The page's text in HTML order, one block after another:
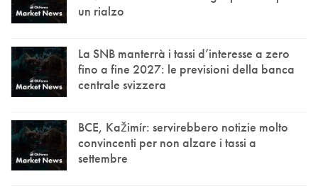
un rialzo
La SNB manterrà i tassi d’interesse a zero
fino a fine 2027: le previsioni della banca
centrale svizzera
BCE, Kažimír: servirebbero notizie molto
convincenti per non alzare i tassi a
settembre